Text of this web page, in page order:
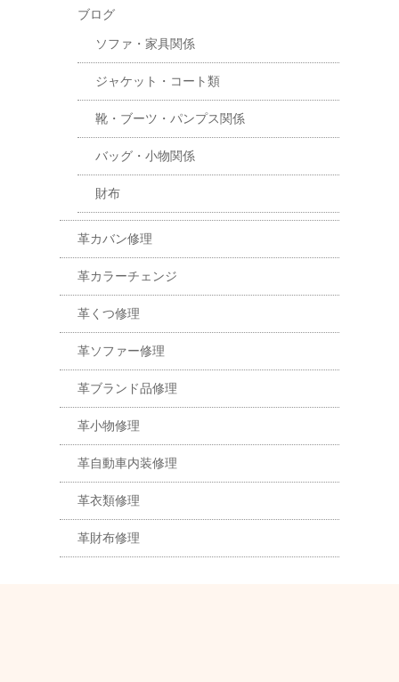
ブログ
ソファ・家具関係
ジャケット・コート類
靴・ブーツ・パンプス関係
バッグ・小物関係
財布
革カバン修理
革カラーチェンジ
革くつ修理
革ソファー修理
革ブランド品修理
革小物修理
革自動車内装修理
革衣類修理
革財布修理